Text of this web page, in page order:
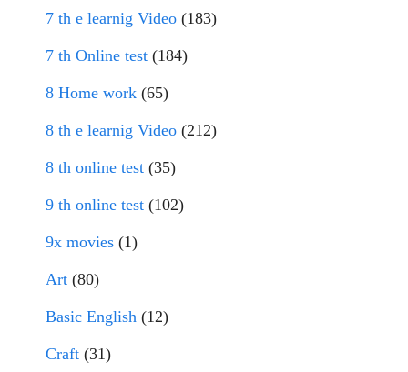
7 th e learnig Video (183)
7 th Online test (184)
8 Home work (65)
8 th e learnig Video (212)
8 th online test (35)
9 th online test (102)
9x movies (1)
Art (80)
Basic English (12)
Craft (31)